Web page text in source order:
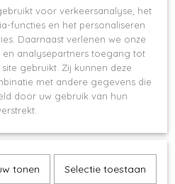
kleuren
weten om goed gehydrateerd te blijven
gebruik, heeft een inhoud van 500 ml
tritan, een materiaal dat eruitziet als
het migreert niet naar de vloeistof
voor verkeersanalyse, het
functies en het personaliseren
Daarnaast verlenen we onze
analysepartners toegang tot
gebruikt. Zij kunnen deze
met andere gegevens die
door uw gebruik van hun
tonen Selectie toestaan